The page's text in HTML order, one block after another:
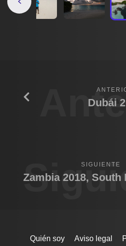
Dubái
SIGUIENTE
Quién soy Aviso legal